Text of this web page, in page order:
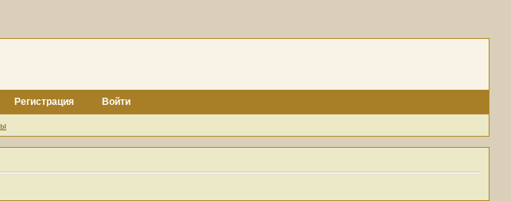
Регистрация Войти